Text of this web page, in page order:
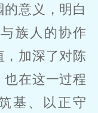
意义，明白
族人的协作
加深了对陈
在这一过程
基、以正守